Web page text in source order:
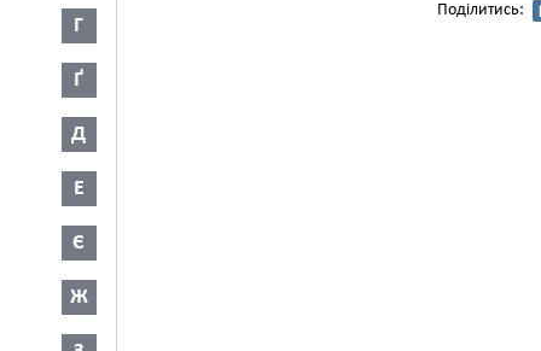
Г
Ґ
Д
Е
Є
Ж
Поділитись: